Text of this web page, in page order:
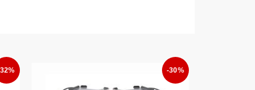
-30%